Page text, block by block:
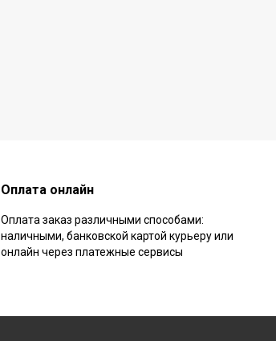
Оплата онлайн
Оплата заказ различными способами:
наличными, банковской картой курьеру или
онлайн через платежные сервисы